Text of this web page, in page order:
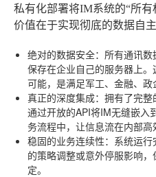
私有化部署将IM系统的“所
价值在于实现彻底的数据自主
绝对的数据安全：所有通讯
保存在企业自己的服务器上
可能，是满足军工、金融、政
真正的深度集成：拥有了完
通过开放的API将IM无缝嵌入
务流程中，让信息流在内部高
稳固的业务连续性：系统运
的策略调整或意外停服影响
定。